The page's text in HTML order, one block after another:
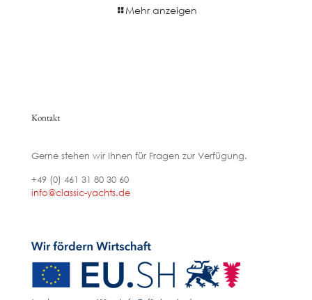
Mehr anzeigen
Kontakt
Gerne stehen wir Ihnen für Fragen zur Verfügung.
+49 (0) 461 31 80 30 60
info@classic-yachts.de